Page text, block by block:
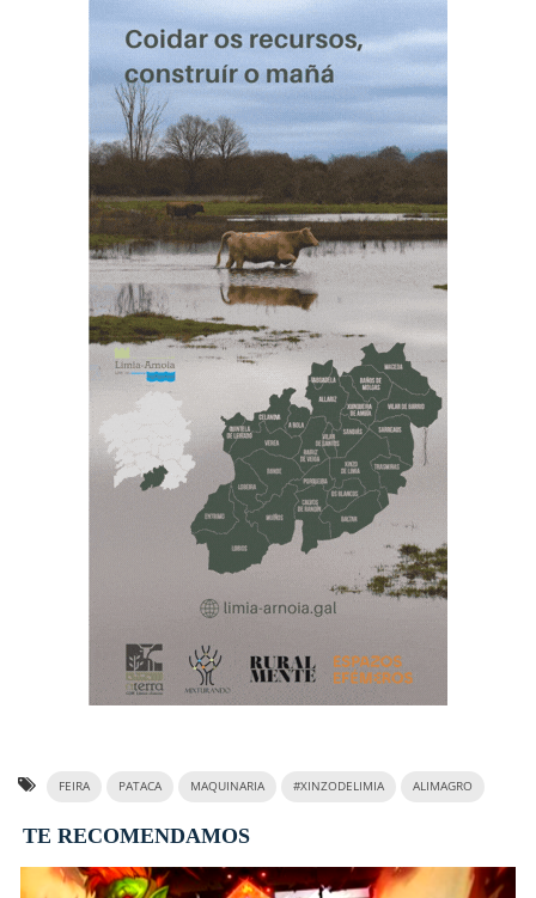
FEIRA PATACA MAQUINARIA #XINZODELIMIA ALIMAGRO
TE RECOMENDAMOS